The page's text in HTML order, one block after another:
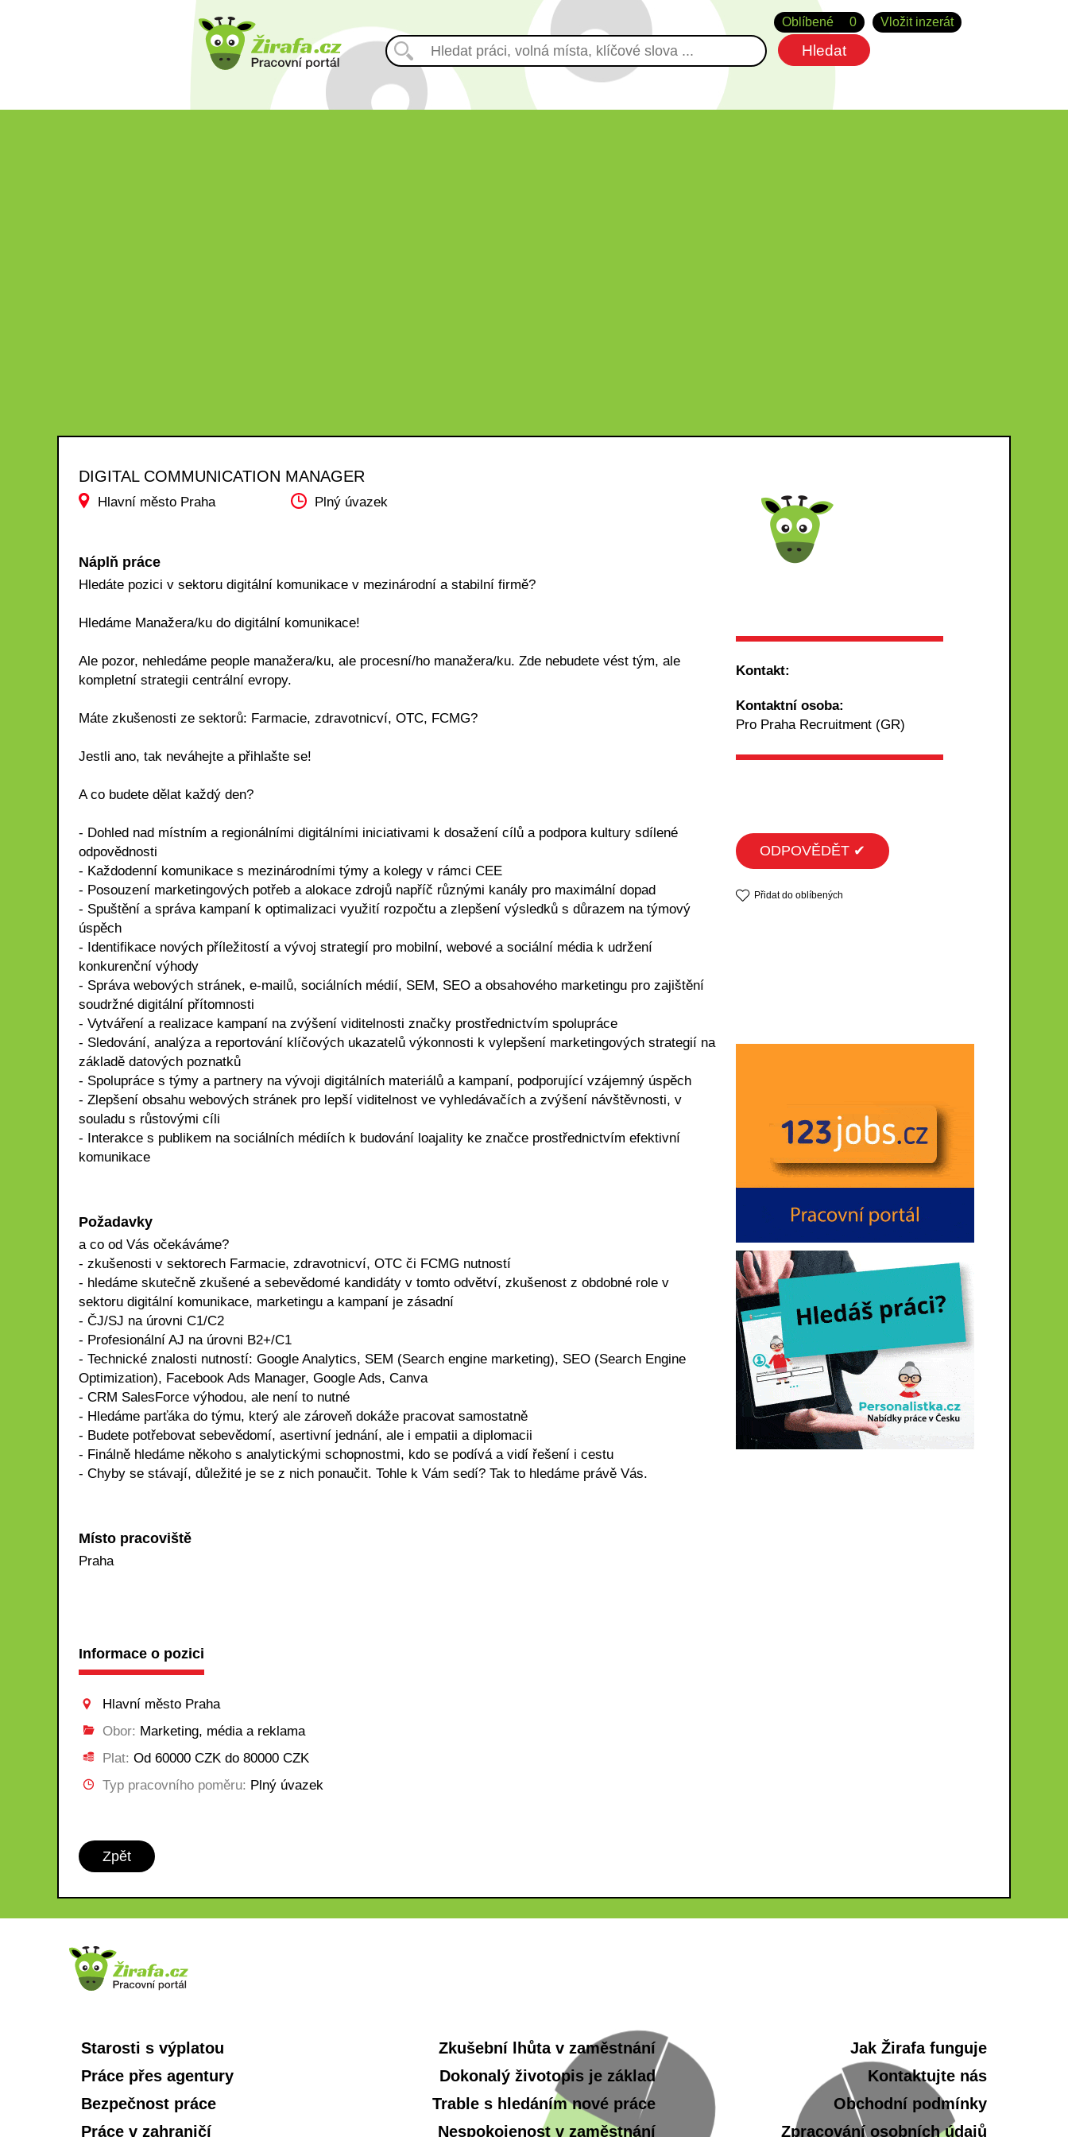
Vložit inzerát
Oblíbené 0
DIGITAL COMMUNICATION MANAGER
Hlavní město Praha Plný úvazek
Náplň práce
Hledáte pozici v sektoru digitální komunikace v mezinárodní a stabilní firmě?
Hledáme Manažera/ku do digitální komunikace!
Ale pozor, nehledáme people manažera/ku, ale procesní/ho manažera/ku. Zde nebudete vést tým, ale
kompletní strategii centrální evropy.
Máte zkušenosti ze sektorů: Farmacie, zdravotnicví, OTC, FCMG?
Jestli ano, tak neváhejte a přihlašte se!
A co budete dělat každý den?
- Dohled nad místním a regionálními digitálními iniciativami k dosažení cílů a podpora kultury sdílené
odpovědnosti
- Každodenní komunikace s mezinárodními týmy a kolegy v rámci CEE
- Posouzení marketingových potřeb a alokace zdrojů napříč různými kanály pro maximální dopad
- Spuštění a správa kampaní k optimalizaci využití rozpočtu a zlepšení výsledků s důrazem na týmový
úspěch
- Identifikace nových příležitostí a vývoj strategií pro mobilní, webové a sociální média k udržení
konkurenční výhody
- Správa webových stránek, e-mailů, sociálních médií, SEM, SEO a obsahového marketingu pro zajištění
soudržné digitální přítomnosti
- Vytváření a realizace kampaní na zvýšení viditelnosti značky prostřednictvím spolupráce
- Sledování, analýza a reportování klíčových ukazatelů výkonnosti k vylepšení marketingových strategií na
základě datových poznatků
- Spolupráce s týmy a partnery na vývoji digitálních materiálů a kampaní, podporující vzájemný úspěch
- Zlepšení obsahu webových stránek pro lepší viditelnost ve vyhledávačích a zvýšení návštěvnosti, v
souladu s růstovými cíli
- Interakce s publikem na sociálních médiích k budování loajality ke značce prostřednictvím efektivní
komunikace
Požadavky
a co od Vás očekáváme?
- zkušenosti v sektorech Farmacie, zdravotnicví, OTC či FCMG nutností
- hledáme skutečně zkušené a sebevědomé kandidáty v tomto odvětví, zkušenost z obdobné role v
sektoru digitální komunikace, marketingu a kampaní je zásadní
- ČJ/SJ na úrovni C1/C2
- Profesionální AJ na úrovni B2+/C1
- Technické znalosti nutností: Google Analytics, SEM (Search engine marketing), SEO (Search Engine
Optimization), Facebook Ads Manager, Google Ads, Canva
- CRM SalesForce výhodou, ale není to nutné
- Hledáme parťáka do týmu, který ale zároveň dokáže pracovat samostatně
- Budete potřebovat sebevědomí, asertivní jednání, ale i empatii a diplomacii
- Finálně hledáme někoho s analytickými schopnostmi, kdo se podívá a vidí řešení i cestu
- Chyby se stávají, důležité je se z nich ponaučit. Tohle k Vám sedí? Tak to hledáme právě Vás.
Místo pracoviště
Praha
Informace o pozici
Hlavní město Praha
Obor: Marketing, média a reklama
Plat: Od 60000 CZK do 80000 CZK
Typ pracovního poměru: Plný úvazek
Zpět
Kontakt:
Kontaktní osoba:
Pro Praha Recruitment (GR)
ODPOVĚDĚT ✔
Přidat do oblíbených
Starosti s výplatou
Práce přes agentury
Bezpečnost práce
Práce v zahraničí
Zkušební lhůta v zaměstnání
Dokonalý životopis je základ
Trable s hledáním nové práce
Nespokojenost v zaměstnání
Jak Žirafa funguje
Kontaktujte nás
Obchodní podmínky
Zpracování osobních údajů